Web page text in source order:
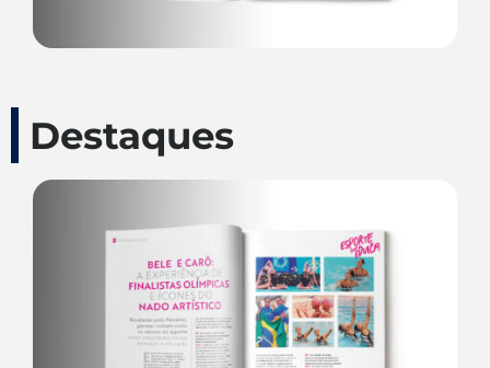
Destaques